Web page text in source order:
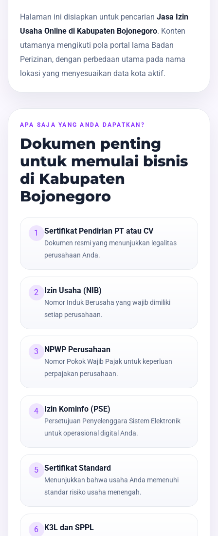
Halaman ini disiapkan untuk pencarian Jasa Izin
Usaha Online di Kabupaten Bojonegoro. Konten
utamanya mengikuti pola portal lama Badan
Perizinan, dengan perbedaan utama pada nama
lokasi yang menyesuaikan data kota aktif.
APA SAJA YANG ANDA DAPATKAN?
Dokumen penting
untuk memulai bisnis
di Kabupaten
Bojonegoro
1 Sertifikat Pendirian PT atau CV
Dokumen resmi yang menunjukkan legalitas
perusahaan Anda.
2 Izin Usaha (NIB)
Nomor Induk Berusaha yang wajib dimiliki
setiap perusahaan.
3 NPWP Perusahaan
Nomor Pokok Wajib Pajak untuk keperluan
perpajakan perusahaan.
4 Izin Kominfo (PSE)
Persetujuan Penyelenggara Sistem Elektronik
untuk operasional digital Anda.
5 Sertifikat Standard
Menunjukkan bahwa usaha Anda memenuhi
standar risiko usaha menengah.
6 K3L dan SPPL